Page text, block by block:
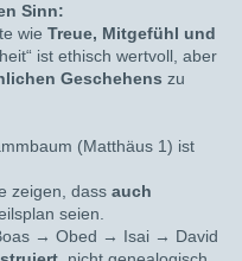
Sinn:
wie Treue, Mitgefühl und
ist ethisch wertvoll, aber
Geschehens zu
(Matthäus 1) ist
zeigen, dass auch
seien.
→ Obed → Isai → David